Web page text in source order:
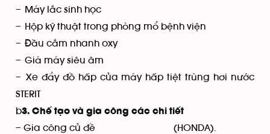
– Máy lắc sinh học
– Hộp kỹ thuật trong phòng mổ bệnh viện
– Đầu cắm nhanh oxy
– Giá máy siêu âm
– Xe đẩy đồ hấp của máy hấp tiệt trùng hơi nước
STERIT
b3. Chế tạo và gia công các chi tiết
– Gia công củ đề (HONDA).